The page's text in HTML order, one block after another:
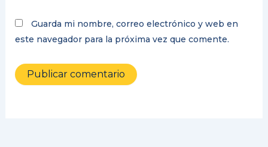
Guarda mi nombre, correo electrónico y web en
este navegador para la próxima vez que comente.